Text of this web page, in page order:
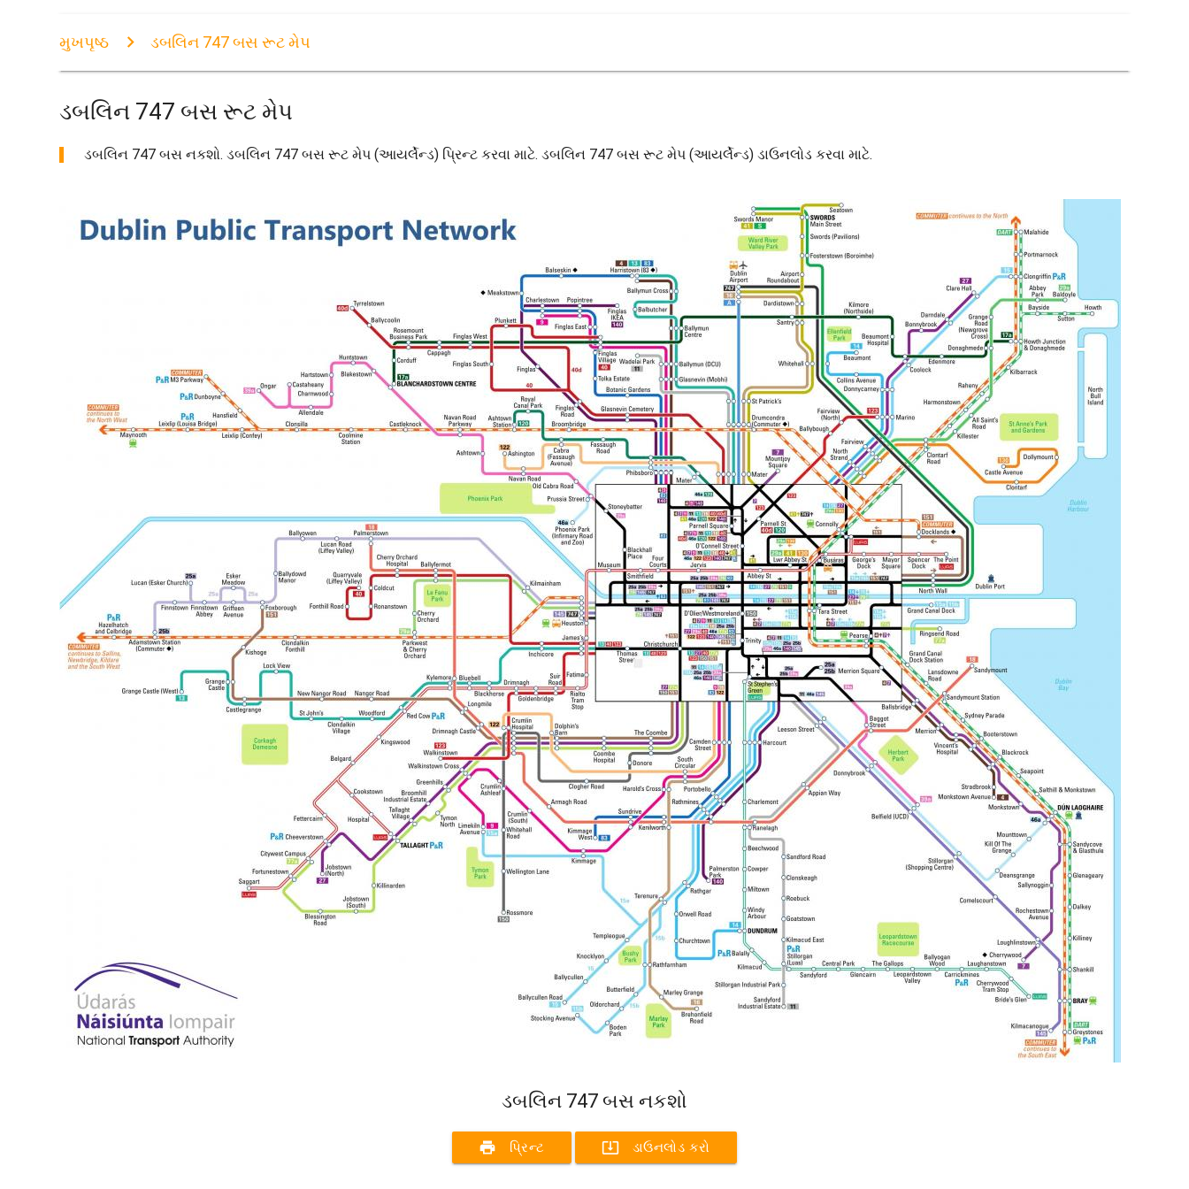
મુખપૃષ્ઠ ડબલિન 747 બસ રૂટ મેપ
ડબલિન 747 બસ રૂટ મેપ
ડબલિન 747 બસ નકશો. ડબલિન 747 બસ રૂટ મેપ (આયર્લેન્ડ) પ્રિન્ટ કરવા માટે. ડબલિન 747 બસ રૂટ મેપ (આયર્લેન્ડ) ડાઉનલોડ કરવા માટે.
ડબલિન 747 બસ નકશો
print પ્રિન્ટ system_update_alt ડાઉનલોડ કરો